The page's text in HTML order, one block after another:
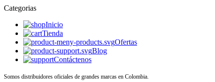
Categorias
Inicio
Tienda
Ofertas
Blog
Contáctenos
Somos distribuidores oficiales de grandes marcas en Colombia.